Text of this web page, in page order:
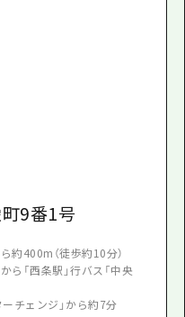
9番1号
約400m（徒歩約10分）
ら「西条駅」行バス「中央
ーチェンジ」から約7分